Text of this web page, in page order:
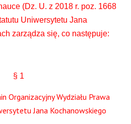
(Dz. U. z 2018 r. poz. 1668
Uniwersytetu Jana
zarządza się, co następuje:
§ 1
Organizacyjny Wydziału Prawa
Jana Kochanowskiego